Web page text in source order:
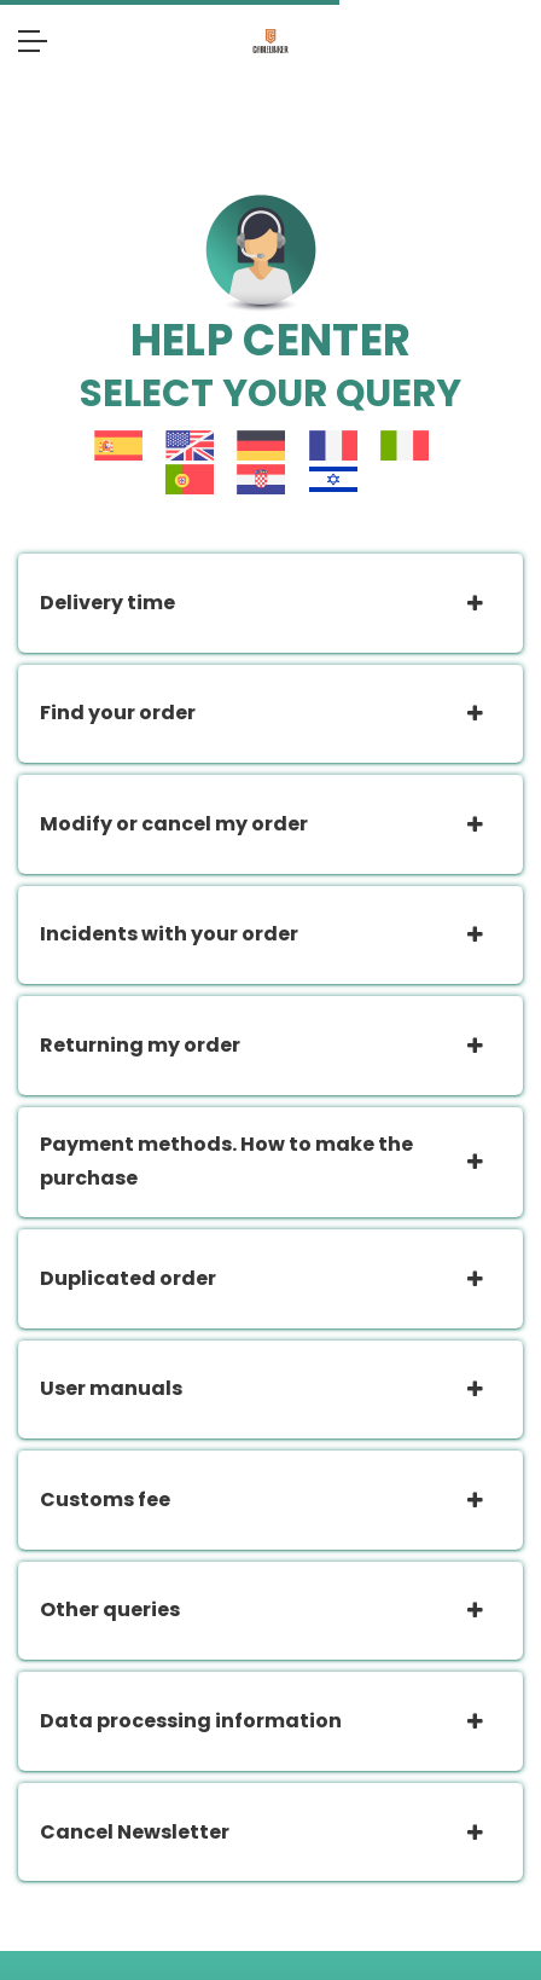
HELP CENTER
SELECT YOUR QUERY
Delivery time
Find your order
Modify or cancel my order
Incidents with your order
Returning my order
Payment methods. How to make the
purchase
Duplicated order
User manuals
Customs fee
Other queries
Data processing information
Cancel Newsletter